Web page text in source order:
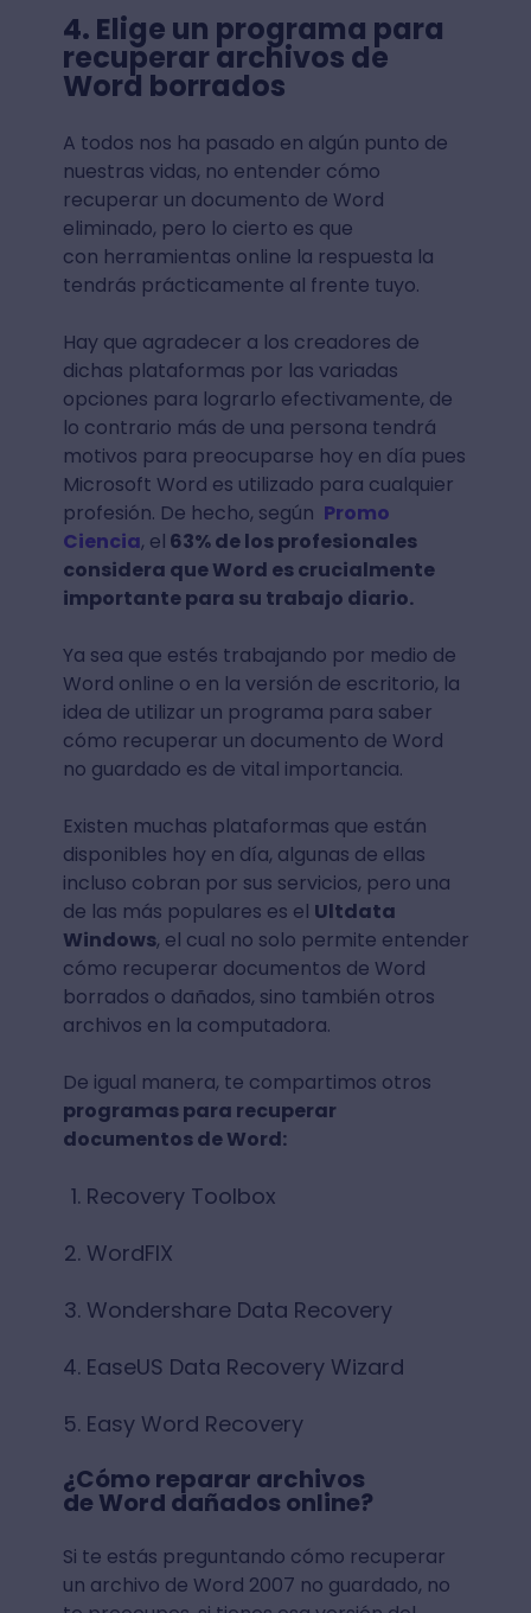
4. Elige un programa para
recuperar archivos de
Word borrados
A todos nos ha pasado en algún punto de
nuestras vidas, no entender cómo
recuperar un documento de Word
eliminado, pero lo cierto es que
con herramientas online la respuesta la
tendrás prácticamente al frente tuyo.
Hay que agradecer a los creadores de
dichas plataformas por las variadas
opciones para lograrlo efectivamente, de
lo contrario más de una persona tendrá
motivos para preocuparse hoy en día pues
Microsoft Word es utilizado para cualquier
profesión. De hecho, según Promo
Ciencia, el 63% de los profesionales
considera que Word es crucialmente
importante para su trabajo diario.
Ya sea que estés trabajando por medio de
Word online o en la versión de escritorio, la
idea de utilizar un programa para saber
cómo recuperar un documento de Word
no guardado es de vital importancia.
Existen muchas plataformas que están
disponibles hoy en día, algunas de ellas
incluso cobran por sus servicios, pero una
de las más populares es el Ultdata
Windows, el cual no solo permite entender
cómo recuperar documentos de Word
borrados o dañados, sino también otros
archivos en la computadora.
De igual manera, te compartimos otros
programas para recuperar
documentos de Word:
Recovery Toolbox
WordFIX
Wondershare Data Recovery
EaseUS Data Recovery Wizard
Easy Word Recovery
¿Cómo reparar archivos
de Word dañados online?
Si te estás preguntando cómo recuperar
un archivo de Word 2007 no guardado, no